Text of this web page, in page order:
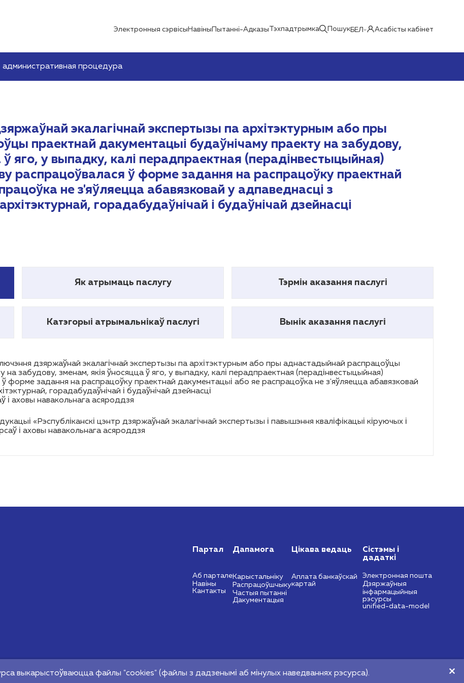
Электронныя сэрвісы Навіны Пытанні-Адказы Тэхпадтрымка ПошукБЕЛ Асабісты кабінет
административная процедура
экалагічнай экспертызы па архітэктурным або пры
праектнай дакументацыі будаўнічаму праекту на забудову,
яго, у выпадку, калі перадпраектная (перадінвестыцыйная)
распрацоўвалася ў форме задання на распрацоўку праектнай
не з'яўляецца абавязковай у адпаведнасці з
горадабудаўнічай і будаўнічай дзейнасці
Як атрымаць паслугу Тэрмін аказання паслугі
Катэгорыі атрымальнікаў паслугі Вынік аказання паслугі
дзяржаўнай экалагічнай экспертызы па архітэктурным або пры аднастадыйнай распрацоўцы
забудову, зменам, якія ўносяцца ў яго, у выпадку, калі перадпраектная (перадінвестыцыйная)
форме задання на распрацоўку праектнай дакументацыі або яе распрацоўка не з'яўляецца абавязковай
горадабудаўнічай і будаўнічай дзейнасці
і аховы навакольнага асяроддзя
«Рэспубліканскі цэнтр дзяржаўнай экалагічнай экспертызы і павышэння кваліфікацыі кіруючых і
і аховы навакольнага асяроддзя
Партал
Аб партале
Навіны
Кантакты
Дапамога
Карыстальніку
Распрацоўшчыку
Частыя пытанні
Дакументацыя
Цікава ведаць
Аплата банкаўскай
картай
Сістэмы і
дадаткі
Электронная пошта
Дзяржаўныя
інфармацыйныя
рэсурсы
unified-data-model
64
info@nces.by
выкарыстоўваюцца файлы "cookies" (файлы з дадзенымі аб мінулых наведваннях рэсурса).